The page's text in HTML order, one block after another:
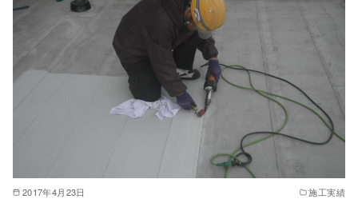
2017年4月23日 施工実績